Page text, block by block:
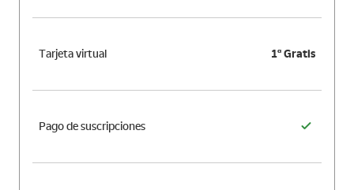
Tarjeta virtual 1ª Gratis
Pago de suscripciones